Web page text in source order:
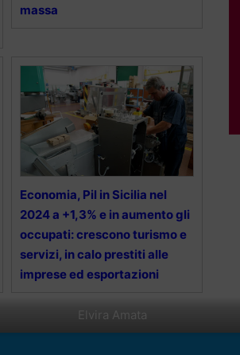
Elvira Amata
massa
Economia, Pil in Sicilia nel
2024 a +1,3% e in aumento gli
occupati: crescono turismo e
servizi, in calo prestiti alle
imprese ed esportazioni